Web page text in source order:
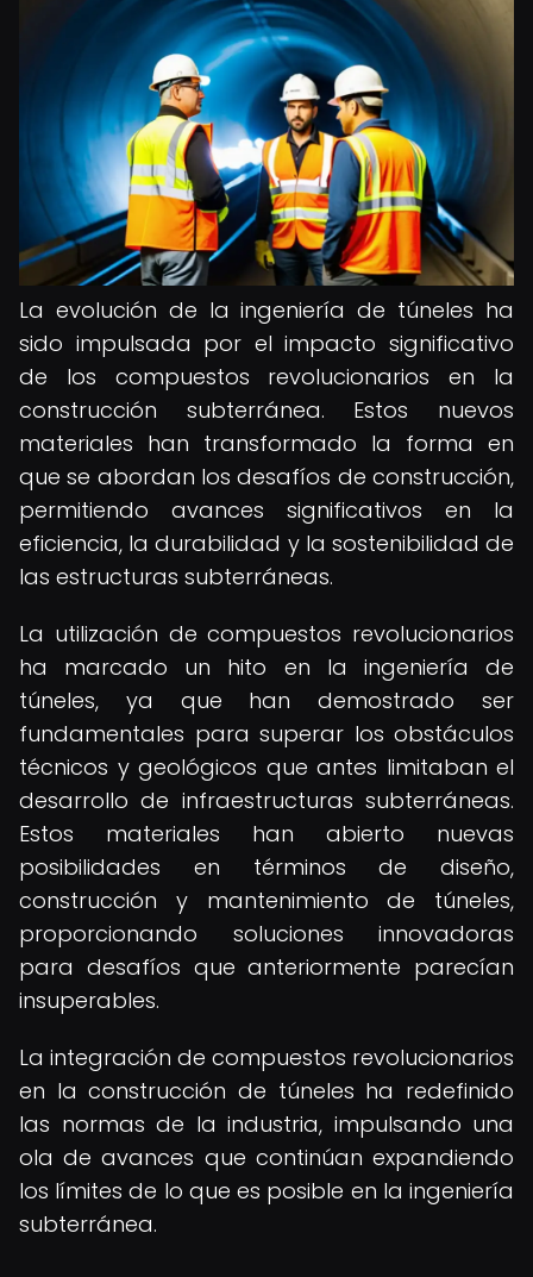
La evolución de la ingeniería de túneles ha
sido impulsada por el impacto significativo
de los compuestos revolucionarios en la
construcción subterránea. Estos nuevos
materiales han transformado la forma en
que se abordan los desafíos de construcción,
permitiendo avances significativos en la
eficiencia, la durabilidad y la sostenibilidad de
las estructuras subterráneas.
La utilización de compuestos revolucionarios
ha marcado un hito en la ingeniería de
túneles, ya que han demostrado ser
fundamentales para superar los obstáculos
técnicos y geológicos que antes limitaban el
desarrollo de infraestructuras subterráneas.
Estos materiales han abierto nuevas
posibilidades en términos de diseño,
construcción y mantenimiento de túneles,
proporcionando soluciones innovadoras
para desafíos que anteriormente parecían
insuperables.
La integración de compuestos revolucionarios
en la construcción de túneles ha redefinido
las normas de la industria, impulsando una
ola de avances que continúan expandiendo
los límites de lo que es posible en la ingeniería
subterránea.